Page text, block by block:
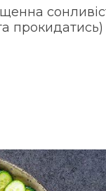
прокидатись)